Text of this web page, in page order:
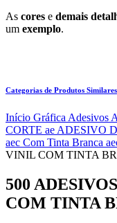
As cores e demais
um exemplo.
Categorias de Produtos Similares
Início Gráfica Adesivos
CORTE ae ADESIVO
aec Com Tinta Branca
VINIL COM TINTA
500
COM TINTA